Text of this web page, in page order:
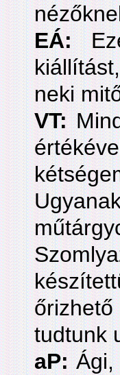
EÁ:
neki
VT:
tudtunk
aP:Ági,